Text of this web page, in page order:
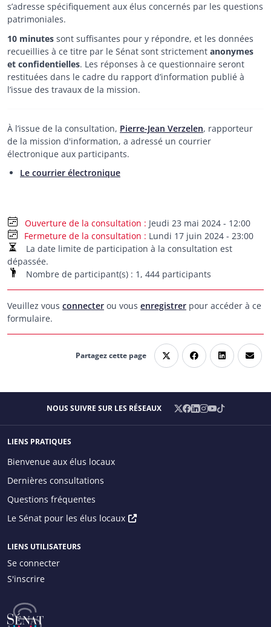
s’adresse spécifiquement aux élus concernés par les questions
patrimoniales.
10 minutes sont suffisantes pour y répondre, et les données
recueillies à ce titre par le Sénat sont strictement anonymes
et confidentielles. Les réponses à ce questionnaire seront
restituées dans le cadre du rapport d’information publié à
l’issue des travaux de la mission.
À l’issue de la consultation, Pierre-Jean Verzelen, rapporteur
de la mission d'information, a adressé un courrier
électronique aux participants.
Le courrier électronique
Jeudi 23 mai 2024 - 12:00
Fermeture de la consultation
Lundi 17 juin 2024 - 23:00
La date limite de participation à la consultation est
dépassée.
Nombre de participant(s) : 1, 444 participants
Veuillez vous connecter ou vous enregistrer pour accéder à ce
formulaire.
Partagez cette page
NOUS SUIVRE SUR LES RÉSEAUX
X Facebook
LinkedIn
Instagram
YouTube
TikTok
LIENS PRATIQUES
Main menu
Bienvenue aux élus locaux
Dernières consultations
Menu
principal
Questions fréquentes
Le Sénat pour les élus locaux
LIENS UTILISATEURS
Se connecter
Utilisateur
S'inscrire